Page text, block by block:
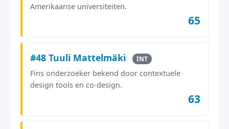
Amerikaanse universiteiten.
65
#48 Tuuli Mattelmäki INT
Fins onderzoeker bekend door contextuele
design tools en co-design.
63